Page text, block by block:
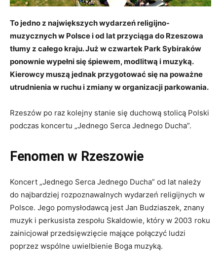
To jedno z największych wydarzeń religijno-
muzycznych w Polsce i od lat przyciąga do Rzeszowa
tłumy z całego kraju. Już w czwartek Park Sybiraków
ponownie wypełni się śpiewem, modlitwą i muzyką.
Kierowcy muszą jednak przygotować się na poważne
utrudnienia w ruchu i zmiany w organizacji parkowania.
Rzeszów po raz kolejny stanie się duchową stolicą Polski
podczas koncertu „Jednego Serca Jednego Ducha”.
Fenomen w Rzeszowie
Koncert „Jednego Serca Jednego Ducha” od lat należy
do najbardziej rozpoznawalnych wydarzeń religijnych w
Polsce. Jego pomysłodawcą jest Jan Budziaszek, znany
muzyk i perkusista zespołu Skaldowie, który w 2003 roku
zainicjował przedsięwzięcie mające połączyć ludzi
poprzez wspólne uwielbienie Boga muzyką.